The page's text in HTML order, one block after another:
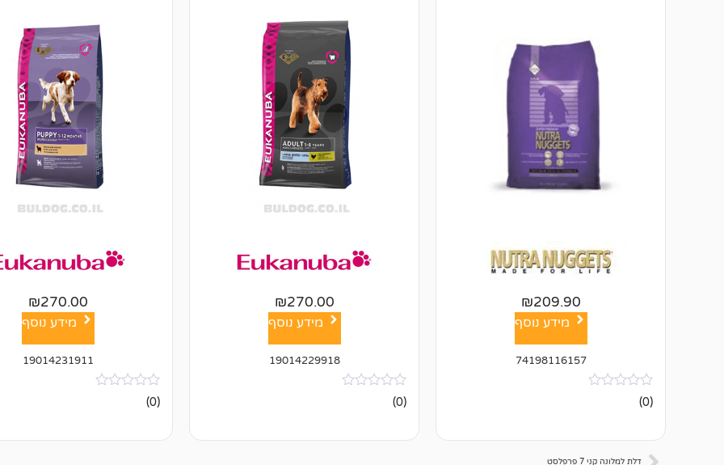
₪209.90
מידע נוסף
74198116157
אין
ביקורות
(0)
₪270.00
מידע נוסף
19014229918
אין
ביקורות
(0)
₪270.00
מידע נוסף
19014231911
אין
ביקורות
(0)
דלת למלונה קני 7 פרפלסט